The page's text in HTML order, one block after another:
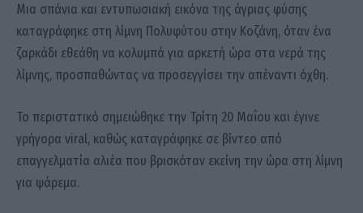
Μια σπάνια και εντυπωσιακή εικόνα της άγριας φύσης
καταγράφηκε στη λίμνη Πολυφύτου στην Κοζάνη, όταν ένα
ζαρκάδι εθεάθη να κολυμπά για αρκετή ώρα στα νερά της
λίμνης, προσπαθώντας να προσεγγίσει την απέναντι όχθη.
Το περιστατικό σημειώθηκε την Τρίτη 20 Μαΐου και έγινε
γρήγορα viral, καθώς καταγράφηκε σε βίντεο από
επαγγελματία αλιέα που βρισκόταν εκείνη την ώρα στη λίμνη
για ψάρεμα.